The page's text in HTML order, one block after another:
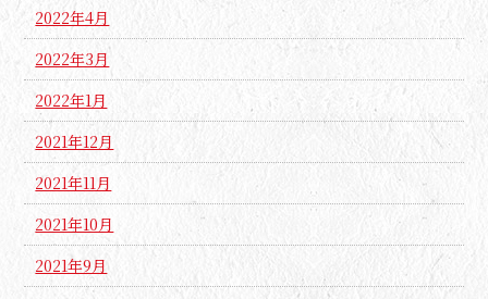
2022年4月
2022年3月
2022年1月
2021年12月
2021年11月
2021年10月
2021年9月